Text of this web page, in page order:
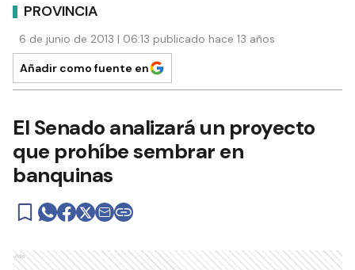
PROVINCIA
6 de junio de 2013 | 06:13 publicado hace 13 años
Añadir como fuente en
El Senado analizará un proyecto
que prohíbe sembrar en
banquinas
Ads